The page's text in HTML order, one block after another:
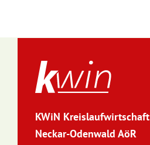
KWiN Kreislaufwirtschaft
Neckar-Odenwald AöR